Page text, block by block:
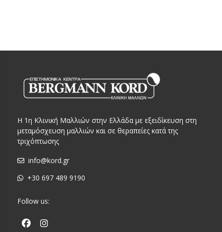
Η 1η Κλινική Μαλλιών στην Ελλάδα με εξειδίκευση στη
μεταμόσχευση μαλλιών και σε θεραπείες κατά της
τριχόπτωσης
info@kord.gr
+30 697 489 9190
Follow us: